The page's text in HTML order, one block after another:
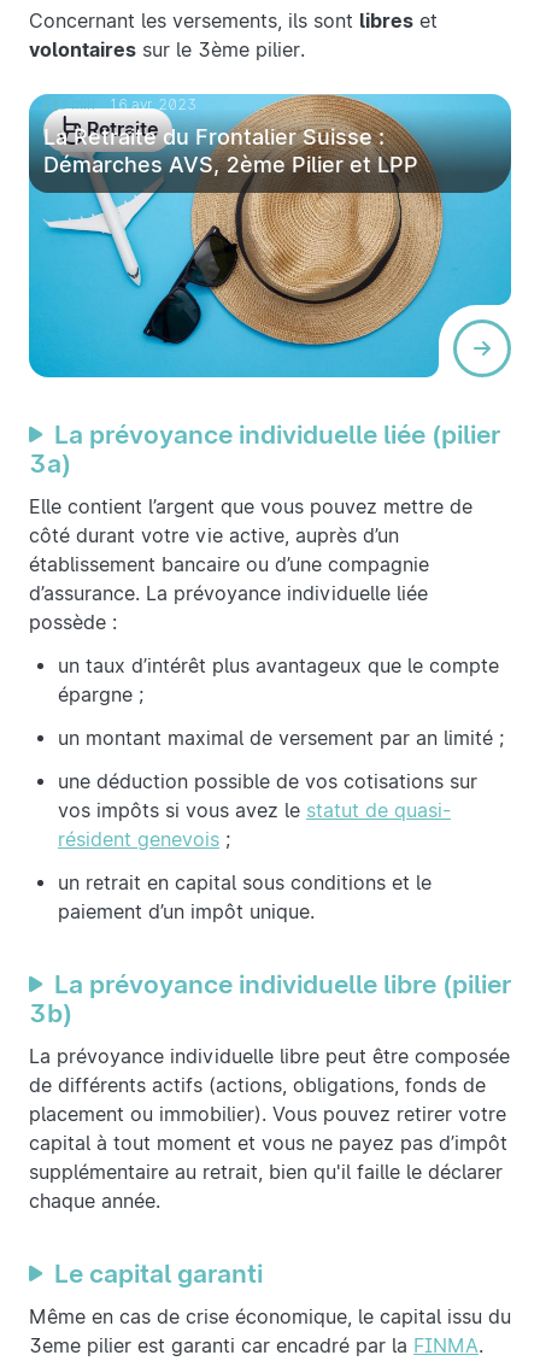
Concernant les versements, ils sont libres et
volontaires sur le 3ème pilier.
Retraite
3 min 16 avr. 2023
La Retraite du Frontalier Suisse :
Démarches AVS, 2ème Pilier et LPP
La prévoyance individuelle liée (pilier
3a)
Elle contient l’argent que vous pouvez mettre de
côté durant votre vie active, auprès d’un
établissement bancaire ou d’une compagnie
d’assurance. La prévoyance individuelle liée
possède :
un taux d’intérêt plus avantageux que le compte
épargne ;
un montant maximal de versement par an limité ;
une déduction possible de vos cotisations sur
vos impôts si vous avez le statut de quasi-
résident genevois ;
un retrait en capital sous conditions et le
paiement d’un impôt unique.
La prévoyance individuelle libre (pilier
3b)
La prévoyance individuelle libre peut être composée
de différents actifs (actions, obligations, fonds de
placement ou immobilier). Vous pouvez retirer votre
capital à tout moment et vous ne payez pas d’impôt
supplémentaire au retrait, bien qu'il faille le déclarer
chaque année.
Le capital garanti
Même en cas de crise économique, le capital issu du
3eme pilier est garanti car encadré par la FINMA.